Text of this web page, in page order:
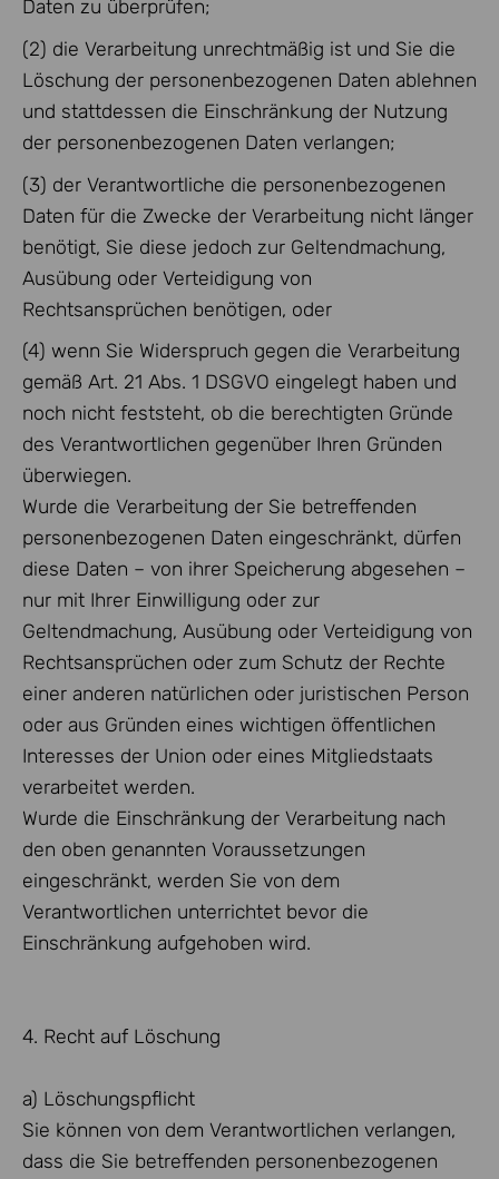
Daten zu überprüfen;
(2) die Verarbeitung unrechtmäßig ist und Sie die
Löschung der personenbezogenen Daten ablehnen
und stattdessen die Einschränkung der Nutzung
der personenbezogenen Daten verlangen;
(3) der Verantwortliche die personenbezogenen
Daten für die Zwecke der Verarbeitung nicht länger
benötigt, Sie diese jedoch zur Geltendmachung,
Ausübung oder Verteidigung von
Rechtsansprüchen benötigen, oder
(4) wenn Sie Widerspruch gegen die Verarbeitung
gemäß Art. 21 Abs. 1 DSGVO eingelegt haben und
noch nicht feststeht, ob die berechtigten Gründe
des Verantwortlichen gegenüber Ihren Gründen
überwiegen.
Wurde die Verarbeitung der Sie betreffenden
personenbezogenen Daten eingeschränkt, dürfen
diese Daten – von ihrer Speicherung abgesehen –
nur mit Ihrer Einwilligung oder zur
Geltendmachung, Ausübung oder Verteidigung von
Rechtsansprüchen oder zum Schutz der Rechte
einer anderen natürlichen oder juristischen Person
oder aus Gründen eines wichtigen öffentlichen
Interesses der Union oder eines Mitgliedstaats
verarbeitet werden.
Wurde die Einschränkung der Verarbeitung nach
den oben genannten Voraussetzungen
eingeschränkt, werden Sie von dem
Verantwortlichen unterrichtet bevor die
Einschränkung aufgehoben wird.
4. Recht auf Löschung
a) Löschungspflicht
Sie können von dem Verantwortlichen verlangen,
dass die Sie betreffenden personenbezogenen